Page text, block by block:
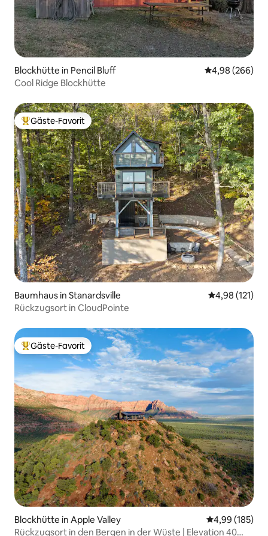
Blockhütte in Pencil Bluff
4,98 (266)
Cool Ridge Blockhütte
Beliebter Gäste-Favorit.
Gäste-Favorit
Baumhaus in Stanardsville
4,98 (121)
Rückzugsort in CloudPointe
Beliebter Gäste-Favorit.
Gäste-Favorit
Blockhütte in Apple Valley
4,99 (185)
Rückzugsort in den Bergen in der Wüste | Elevation 40